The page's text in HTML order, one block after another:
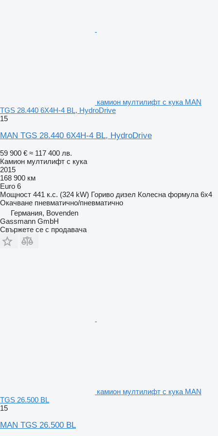
камион мултилифт с кука MAN
TGS 28.440 6X4H-4 BL, HydroDrive
15
MAN TGS 28.440 6X4H-4 BL, HydroDrive
59 900 € ≈ 117 400 лв.
Камион мултилифт с кука
2015
168 900 км
Euro 6
Мощност 441 к.с. (324 kW) Гориво дизел Колесна формула 6x4
Окачване пневматично/пневматично
Германия, Bovenden
Gassmann GmbH
Свържете се с продавача
камион мултилифт с кука MAN
TGS 26.500 BL
15
MAN TGS 26.500 BL